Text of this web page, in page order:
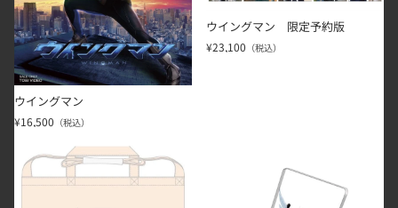
ウイングマン
¥16,500 （税込）
ウイングマン 限定予約版
¥23,100 （税込）
「ウイングマン」スタイルトートバッグ